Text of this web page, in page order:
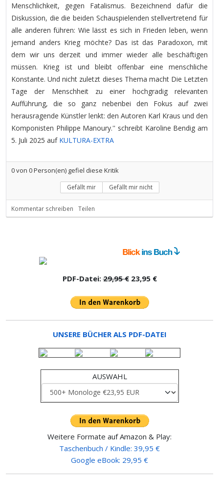
Menschlichkeit, gegen Fatalismus. Bezeichnend dafür die
Diskussion, die die beiden Schauspielenden stellvertretend für
alle anderen führen: Wie lässt es sich in Frieden leben, wenn
jemand anders Krieg möchte? Das ist das Paradoxon, mit
dem wir uns derzeit und immer wieder alle beschäftigen
müssen. Krieg ist und bleibt offenbar eine menschliche
Konstante. Und nicht zuletzt dieses Thema macht Die Letzten
Tage der Menschheit zu einer hochgradig relevanten
Aufführung, die so ganz nebenbei den Fokus auf zwei
herausragende Künstler lenkt: den Autoren Karl Kraus und den
Komponisten Philippe Manoury.'' schreibt Karoline Bendig am
5. Juli 2025 auf KULTURA-EXTRA
0von 0Person(en) gefiel diese Kritik
Gefällt mir Gefällt mir nicht
Kommentar schreiben Teilen
PDF-Datei:29,95 €23,95 €
UNSERE BÜCHER ALS PDF-DATEI
AUSWAHL
Weitere Formate auf Amazon & Play:
Taschenbuch / Kindle: 39,95 €
Google eBook: 29,95 €